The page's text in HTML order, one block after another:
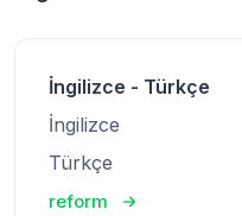
İngilizce - Türkçe
İngilizce
Türkçe
reform